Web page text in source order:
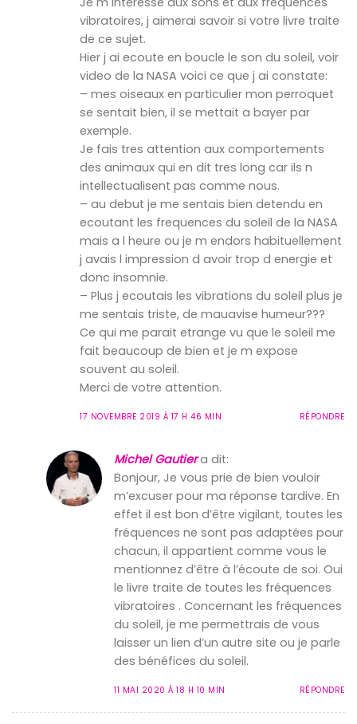
vibratoires, j aimerai savoir si votre livre traite
de ce sujet.
Hier j ai ecoute en boucle le son du soleil, voir
video de la NASA voici ce que j ai constate:
– mes oiseaux en particulier mon perroquet
se sentait bien, il se mettait a bayer par
exemple.
Je fais tres attention aux comportements
des animaux qui en dit tres long car ils n
intellectualisent pas comme nous.
– au debut je me sentais bien detendu en
ecoutant les frequences du soleil de la NASA
mais a l heure ou je m endors habituellement
j avais l impression d avoir trop d energie et
donc insomnie.
– Plus j ecoutais les vibrations du soleil plus je
me sentais triste, de mauavise humeur???
Ce qui me parait etrange vu que le soleil me
fait beaucoup de bien et je m expose
souvent au soleil.
Merci de votre attention.
17 NOVEMBRE 2019 À 17 H 46 MIN RÉPONDRE
Michel Gautier a dit:
Bonjour, Je vous prie de bien vouloir
m’excuser pour ma réponse tardive. En
effet il est bon d’être vigilant, toutes les
fréquences ne sont pas adaptées pour
chacun, il appartient comme vous le
mentionnez d’être à l’écoute de soi. Oui
le livre traite de toutes les fréquences
vibratoires . Concernant les fréquences
du soleil, je me permettrais de vous
laisser un lien d’un autre site ou je parle
des bénéfices du soleil.
11 MAI 2020 À 18 H 10 MIN RÉPONDRE